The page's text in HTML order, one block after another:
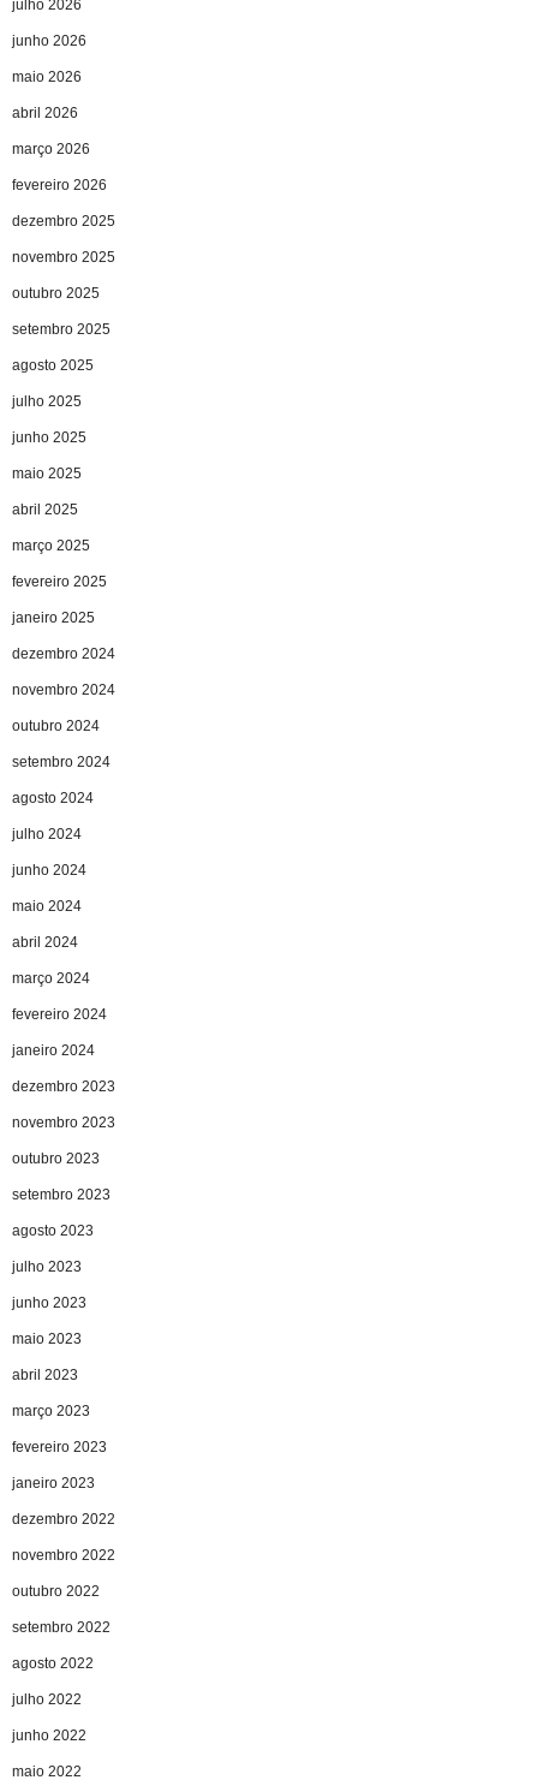
julho 2026
junho 2026
maio 2026
abril 2026
março 2026
fevereiro 2026
dezembro 2025
novembro 2025
outubro 2025
setembro 2025
agosto 2025
julho 2025
junho 2025
maio 2025
abril 2025
março 2025
fevereiro 2025
janeiro 2025
dezembro 2024
novembro 2024
outubro 2024
setembro 2024
agosto 2024
julho 2024
junho 2024
maio 2024
abril 2024
março 2024
fevereiro 2024
janeiro 2024
dezembro 2023
novembro 2023
outubro 2023
setembro 2023
agosto 2023
julho 2023
junho 2023
maio 2023
abril 2023
março 2023
fevereiro 2023
janeiro 2023
dezembro 2022
novembro 2022
outubro 2022
setembro 2022
agosto 2022
julho 2022
junho 2022
maio 2022